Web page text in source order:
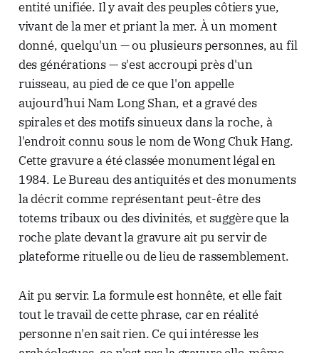
entité unifiée. Il y avait des peuples côtiers yue,
vivant de la mer et priant la mer. À un moment
donné, quelqu'un — ou plusieurs personnes, au fil
des générations — s'est accroupi près d'un
ruisseau, au pied de ce que l'on appelle
aujourd'hui Nam Long Shan, et a gravé des
spirales et des motifs sinueux dans la roche, à
l'endroit connu sous le nom de Wong Chuk Hang.
Cette gravure a été classée monument légal en
1984. Le Bureau des antiquités et des monuments
la décrit comme représentant peut-être des
totems tribaux ou des divinités, et suggère que la
roche plate devant la gravure ait pu servir de
plateforme rituelle ou de lieu de rassemblement.
Ait pu servir. La formule est honnête, et elle fait
tout le travail de cette phrase, car en réalité
personne n'en sait rien. Ce qui intéresse les